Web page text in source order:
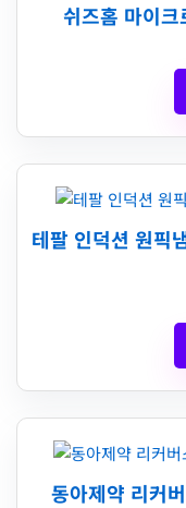
쉬즈홈 마이
테팔 인덕션 원픽
동아제약 리커